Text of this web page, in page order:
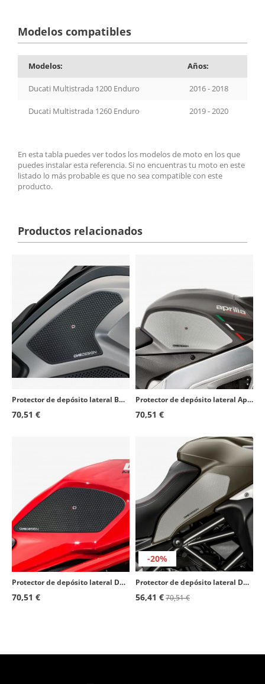
Modelos compatibles
Modelos: Años:
Ducati Multistrada 1200 Enduro 2016 - 2018
Ducati Multistrada 1260 Enduro 2019 - 2020
En esta tabla puedes ver todos los modelos de moto en los que
puedes instalar esta referencia. Si no encuentras tu moto en este
listado lo más probable es que no sea compatible con este
producto.
Productos relacionados
Protector de depósito lateral BMW R1200GS (13-18), R1200GS Exclusive (17-18), R1200GS Rallye (17-18) color Negro de Puig 20062N
70,51 €
Protector de depósito lateral Aprilia RSV4 (09-20), Tuono V4R (11-14) color Transparente de Puig 20060W
70,51 €
Protector de depósito lateral Ducati Monster 1200 (14-20), 797 (17-19), 797+ (17-20), 821 (14-20) color Negro de Puig 20068N
70,51 €
-20%
Protector de depósito lateral Ducati Multistrada 1200 Enduro (16-18), Multistrada 1260 Enduro (19-20) color Transparente de Puig
56,41 €70,51 €